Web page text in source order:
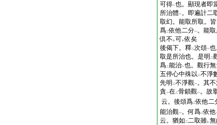
可得一也。顯現者即
所治體一。即遍計二
取幻。能取所取。
爲二依他二分一。能
倶不 レ可レ依矣
後偈下。釋二次頌一
取是所治也。是明 二
爲二能治一也。觀行
五停心中殊以 二不淨
先明 二不淨觀一。其
貪一在二骨鎖觀一。故
云。後頌爲二依他二
能治觀一。何爲二依他
云。猶如 二二取雖レ